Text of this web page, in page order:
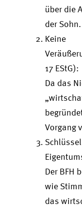
über die
der Sohn.
Keine
17 EStG):
Da das
Vorgang
Der BFH
wie
das